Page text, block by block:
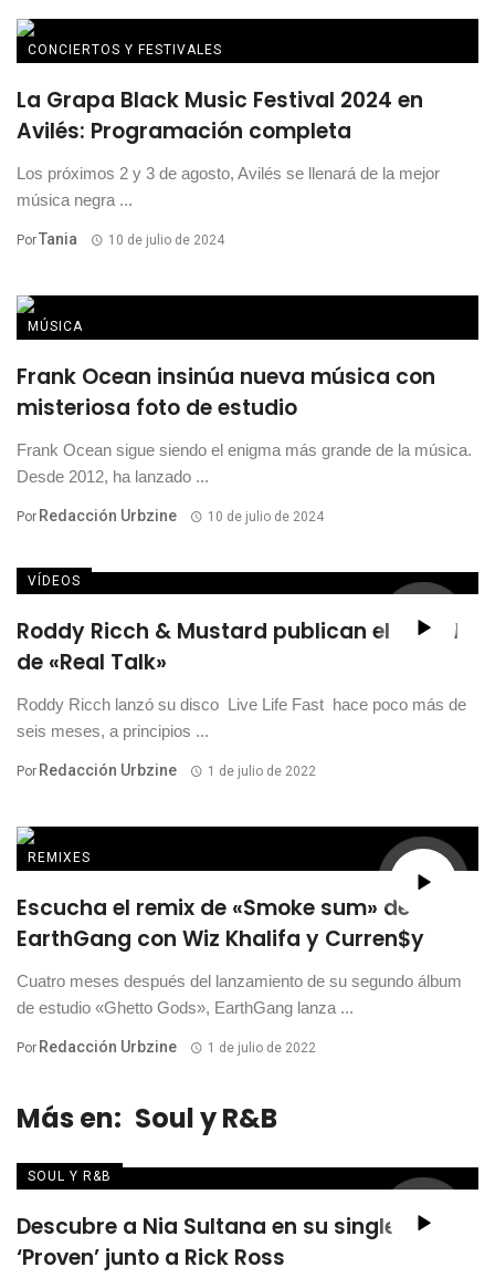
CONCIERTOS Y FESTIVALES
La Grapa Black Music Festival 2024 en
Avilés: Programación completa
Los próximos 2 y 3 de agosto, Avilés se llenará de la mejor
música negra ...
PorTania 10 de julio de 2024
MÚSICA
Frank Ocean insinúa nueva música con
misteriosa foto de estudio
Frank Ocean sigue siendo el enigma más grande de la música.
Desde 2012, ha lanzado ...
Por Redacción Urbzine 10 de julio de 2024
VÍDEOS
Roddy Ricch & Mustard publican el visual
de «Real Talk»
Roddy Ricch lanzó su disco Live Life Fast hace poco más de
seis meses, a principios ...
Por Redacción Urbzine 1 de julio de 2022
REMIXES
Escucha el remix de «Smoke sum» de
EarthGang con Wiz Khalifa y Curren$y
Cuatro meses después del lanzamiento de su segundo álbum
de estudio «Ghetto Gods», EarthGang lanza ...
Por Redacción Urbzine 1 de julio de 2022
Más en: Soul y R&B
SOUL Y R&B
Descubre a Nia Sultana en su single
‘Proven’ junto a Rick Ross